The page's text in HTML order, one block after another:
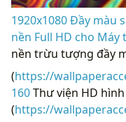
1920x1080 Đầy màu
nền Full HD cho Máy
nền trừu tượng đầy
(https://
160Thư viện HD
(https://